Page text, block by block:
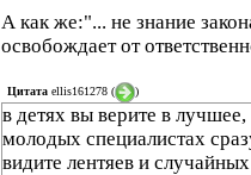
А как же:"... не знание
освобождает от
Цитата ellis161278 ( )
в детях вы верите в лучшее,
молодых специалистах
видите лентяев и